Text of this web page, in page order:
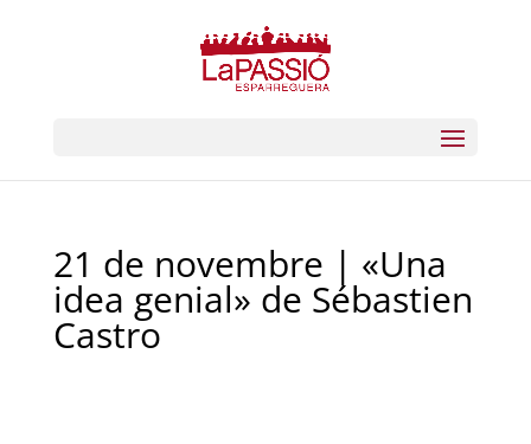
21 de novembre | «Una
idea genial» de Sébastien
Castro